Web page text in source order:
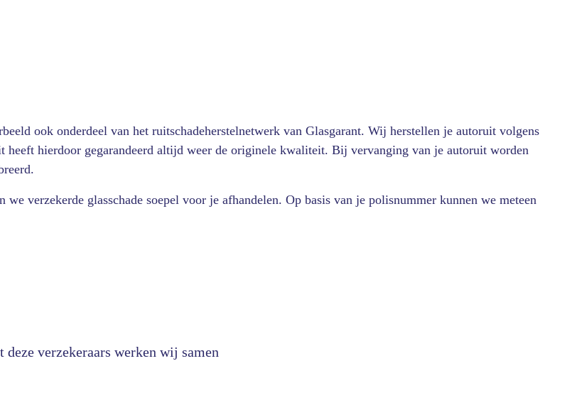
ook onderdeel van het ruitschadeherstelnetwerk van Glasgarant. Wij herstellen je autoruit volgens
hierdoor gegarandeerd altijd weer de originele kwaliteit. Bij vervanging van je autoruit worden
verzekerde glasschade soepel voor je afhandelen. Op basis van je polisnummer kunnen we meteen
deze verzekeraars werken wij samen